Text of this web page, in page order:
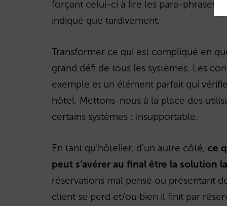
forçant celui-ci à lire les para-phrases
indiqué que tardivement.
Transformer ce qui est compliqué en
grand défi de tous les systèmes. Les
exemple et un élément parfait qui
hôtel. Mettons-nous à la place des
certains systèmes : insupportable.
En tant qu’hôtelier, d’un autre côté, ce
peut s’avérer au final être la solution
réservations mal pensé ou présentant
client se perd et/ou bien il finit par